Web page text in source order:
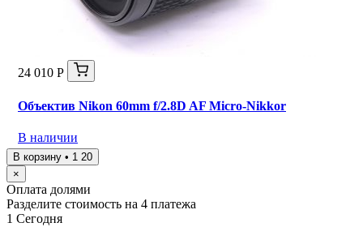
24 010 Р
Объектив Nikon 60mm f/2.8D AF Micro-Nikkor
В наличии
В корзину • 1 20
×
Оплата долями
Разделите стоимость на 4 платежа
1 Сегодня